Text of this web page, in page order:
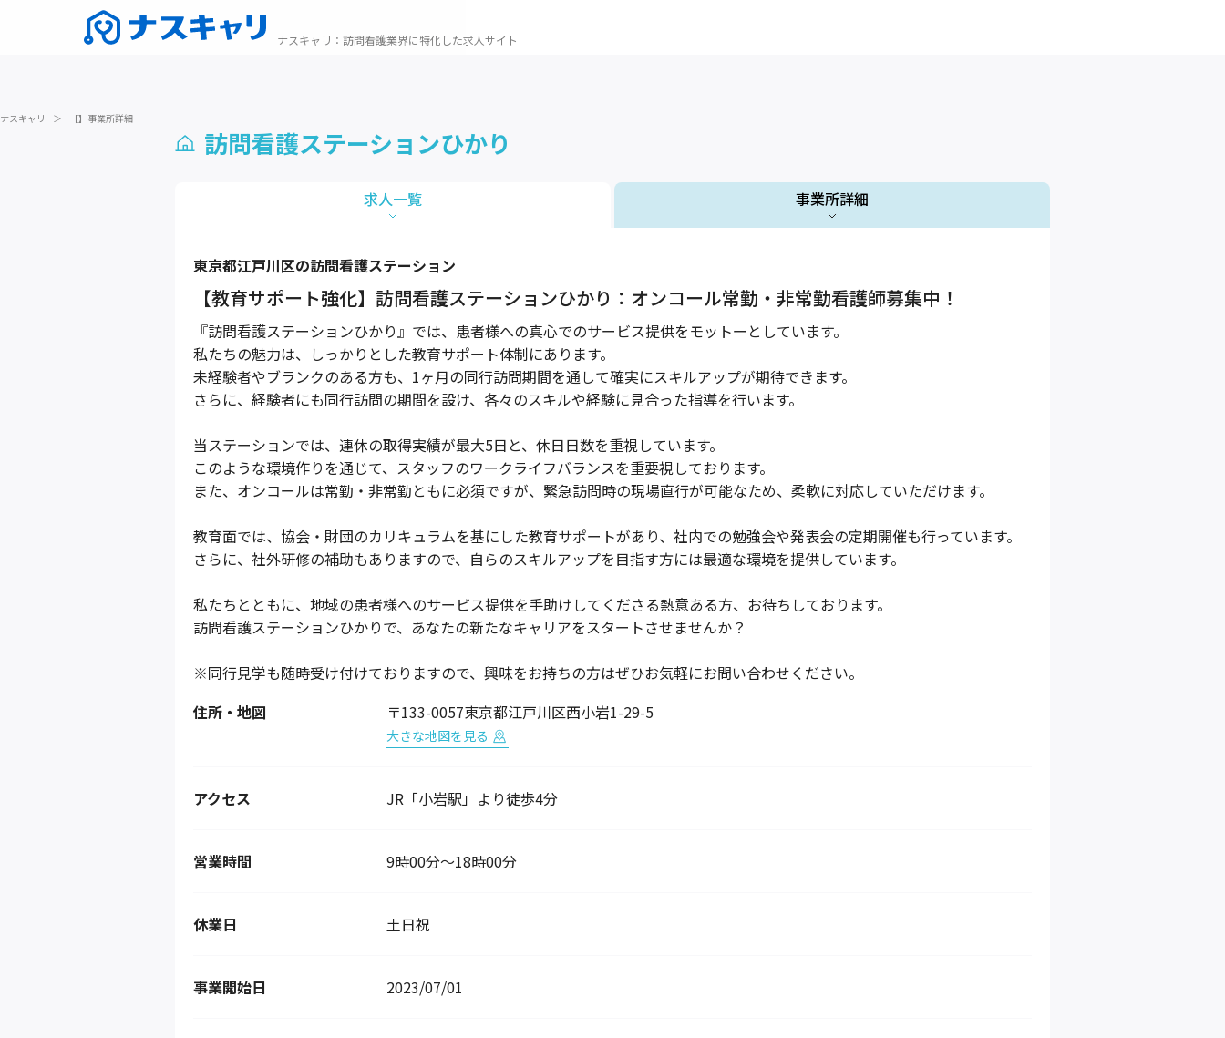
ナスキャリ ： 訪問看護業界に特化した求人サイト
ナスキャリ ＞ 【】事業所詳細
訪問看護ステーションひかり
求人一覧 事業所詳細
1 / 1
東京都江戸川区の訪問看護ステーション
【教育サポート強化】訪問看護ステーションひかり：オンコール常勤・非常勤看護師募集中！
『訪問看護ステーションひかり』では、患者様への真心でのサービス提供をモットーとしています。
私たちの魅力は、しっかりとした教育サポート体制にあります。
未経験者やブランクのある方も、1ヶ月の同行訪問期間を通して確実にスキルアップが期待できます。
さらに、経験者にも同行訪問の期間を設け、各々のスキルや経験に見合った指導を行います。
当ステーションでは、連休の取得実績が最大5日と、休日日数を重視しています。
このような環境作りを通じて、スタッフのワークライフバランスを重要視しております。
また、オンコールは常勤・非常勤ともに必須ですが、緊急訪問時の現場直行が可能なため、柔軟に対応していただけます。
教育面では、協会・財団のカリキュラムを基にした教育サポートがあり、社内での勉強会や発表会の定期開催も行っています。
さらに、社外研修の補助もありますので、自らのスキルアップを目指す方には最適な環境を提供しています。
私たちとともに、地域の患者様へのサービス提供を手助けしてくださる熱意ある方、お待ちしております。
訪問看護ステーションひかりで、あなたの新たなキャリアをスタートさせませんか？
※同行見学も随時受け付けておりますので、興味をお持ちの方はぜひお気軽にお問い合わせください。
住所・地図
〒133-0057東京都江戸川区西小岩1-29-5
大きな地図を見る
アクセス JR「小岩駅」より徒歩4分
営業時間 9時00分～18時00分
休業日 土日祝
事業開始日 2023/07/01